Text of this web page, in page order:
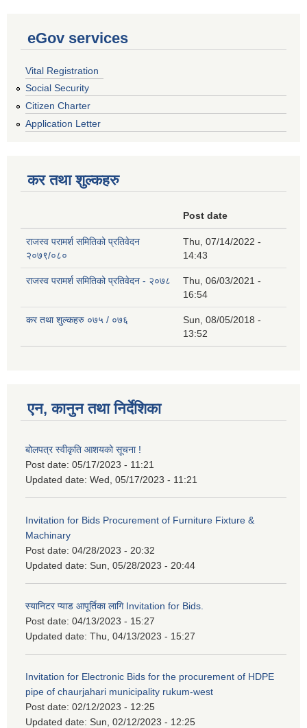
eGov services
Vital Registration
Social Security
Citizen Charter
Application Letter
कर तथा शुल्कहरु
Post date
राजस्व परामर्श समितिको प्रतिवेदन
२०७९/०८०
Thu, 07/14/2022 -
14:43
राजस्व परामर्श समितिको प्रतिवेदन - २०७८
Thu, 06/03/2021 -
16:54
कर तथा शुल्कहरु ०७५ / ०७६
Sun, 08/05/2018 -
13:52
एन, कानुन तथा निर्देशिका
बोलपत्र स्वीकृति आशयको सूचना !
Post date: 05/17/2023 - 11:21
Updated date: Wed, 05/17/2023 - 11:21
Invitation for Bids Procurement of Furniture Fixture &
Machinary
Post date: 04/28/2023 - 20:32
Updated date: Sun, 05/28/2023 - 20:44
स्यानिटर प्याड आपूर्तिका लागि Invitation for Bids.
Post date: 04/13/2023 - 15:27
Updated date: Thu, 04/13/2023 - 15:27
Invitation for Electronic Bids for the procurement of HDPE
pipe of chaurjahari municipality rukum-west
Post date: 02/12/2023 - 12:25
Updated date: Sun, 02/12/2023 - 12:25